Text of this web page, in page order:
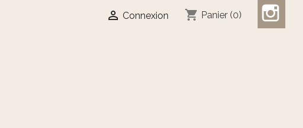
 Connexion shopping_cart Panier (0)